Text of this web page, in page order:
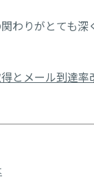
関わりがとても
とメール到達率